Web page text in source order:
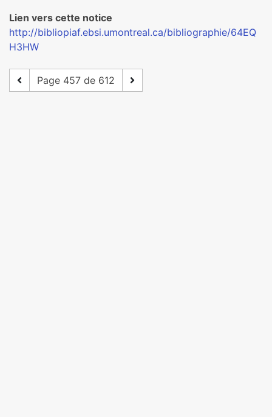
Lien vers cette notice
http://bibliopiaf.ebsi.umontreal.ca/bibliographie/64EQ
H3HW
Page 457 de 612